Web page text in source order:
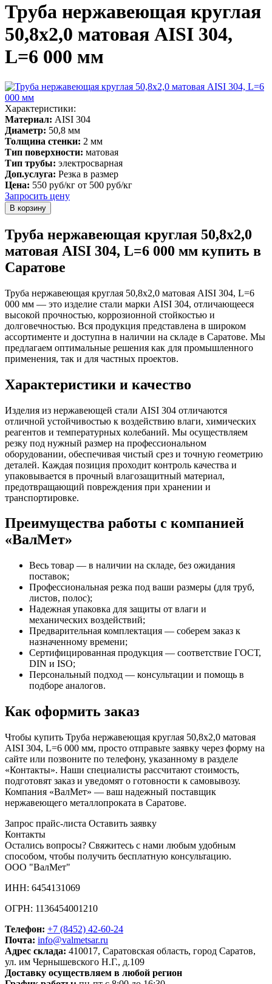
Труба нержавеющая круглая
50,8х2,0 матовая AISI 304,
L=6 000 мм
Характеристики:
Материал: AISI 304
Диаметр: 50,8 мм
Толщина стенки: 2 мм
Тип поверхности: матовая
Тип трубы: электросварная
Доп.услуга: Резка в размер
Цена: 550 руб/кг от 500 руб/кг
Запросить цену
Труба нержавеющая круглая 50,8х2,0
матовая AISI 304, L=6 000 мм купить в
Саратове
Труба нержавеющая круглая 50,8х2,0 матовая AISI 304, L=6
000 мм — это изделие стали марки AISI 304, отличающееся
высокой прочностью, коррозионной стойкостью и
долговечностью. Вся продукция представлена в широком
ассортименте и доступна в наличии на складе в Саратове. Мы
предлагаем оптимальные решения как для промышленного
применения, так и для частных проектов.
Характеристики и качество
Изделия из нержавеющей стали AISI 304 отличаются
отличной устойчивостью к воздействию влаги, химических
реагентов и температурных колебаний. Мы осуществляем
резку под нужный размер на профессиональном
оборудовании, обеспечивая чистый срез и точную геометрию
деталей. Каждая позиция проходит контроль качества и
упаковывается в прочный влагозащитный материал,
предотвращающий повреждения при хранении и
транспортировке.
Преимущества работы с компанией
«ВалМет»
Весь товар — в наличии на складе, без ожидания
поставок;
Профессиональная резка под ваши размеры (для труб,
листов, полос);
Надежная упаковка для защиты от влаги и
механических воздействий;
Предварительная комплектация — соберем заказ к
назначенному времени;
Сертифицированная продукция — соответствие ГОСТ,
DIN и ISO;
Персональный подход — консультации и помощь в
подборе аналогов.
Как оформить заказ
Чтобы купить Труба нержавеющая круглая 50,8х2,0 матовая
AISI 304, L=6 000 мм, просто отправьте заявку через форму на
сайте или позвоните по телефону, указанному в разделе
«Контакты». Наши специалисты рассчитают стоимость,
подготовят заказ и уведомят о готовности к самовывозу.
Компания «ВалМет» — ваш надежный поставщик
нержавеющего металлопроката в Саратове.
Запрос прайс-листа Оставить заявку
Контакты
Остались вопросы? Свяжитесь с нами любым удобным
способом, чтобы получить бесплатную консультацию.
ООО "ВалМет"
ИНН: 6454131069
ОГРН: 1136454001210
Телефон: +7 (8452) 42-60-24
Почта: info@valmetsar.ru
Адрес склада: 410017, Саратовская область, город Саратов,
ул. им Чернышевского Н.Г., д.109
Доставку осуществляем в любой регион